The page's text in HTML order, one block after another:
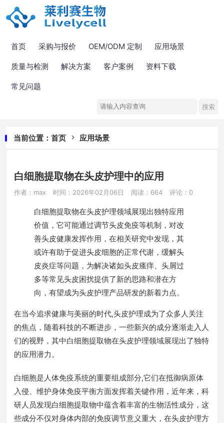
首页 采购与报价 OEM/ODM 定制 应用场景
质量与检测 解决方案 客户案例 资料下载
常见问题
当前位置： 首页 应用场景
白细胞提取物在头皮护理中的应用
作者：max 时间：2026年02月06日 阅读：664 评论：0
白细胞提取物在头皮护理领域展现出独特应用
价值，它可能通过调节头皮免疫等机制，对改
善头皮健康发挥作用，在相关研究中发现，其
或许有助于促进头皮细胞的正常代谢，缓解头
皮炎症等问题，为解决诸如头皮瘙痒、头屑过
多等常见头皮困扰提供了新的思路和潜在方
向，有望成为头皮护理产品研发的新着力点。
在当今追求健康与美丽的时代,头皮护理成为了众多人关注
的焦点，随着科技的不断进步，一些新兴的成分逐渐走入人
们的视野，其中白细胞提取物在头皮护理领域展现出了独特
的应用潜力。
白细胞是人体免疫系统的重要组成部分,它们在抵御病原体
入侵、维护身体免疫平衡方面发挥着关键作用，近年来，科
研人员发现白细胞提取物中蕴含着丰富的生物活性成分，这
些成分不仅对身体内部的免疫调节意义重大，在头皮护理方